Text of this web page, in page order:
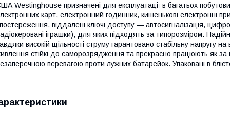
Westinghouse призначені для експлуатації в багатьох
карт, електронний годинник, кишенькові електронні
віддалені ключі доступу — автосигналізація,
іграшки), для яких підходять за типорозміром.
високій щільності струму гарантовано стабільну напругу на
стійкі до саморозрядження та прекрасно працюють як за
перевагою проти лужних батарейок. Упаковані в